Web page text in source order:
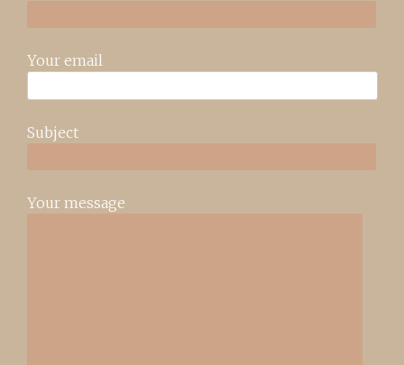
Your email
Subject
Your message